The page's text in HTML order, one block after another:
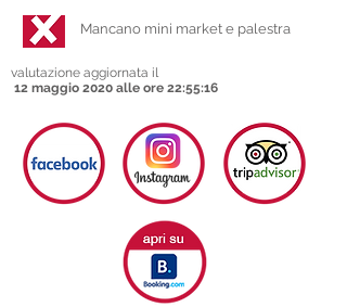
Mancano mini market e palestra
valutazione aggiornata il
12 maggio 2020 alle ore 22:55:16